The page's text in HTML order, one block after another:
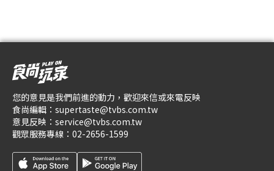
您的意見是我們前進的動力，歡迎來信或來電反映
食尚編輯： supertaste@tvbs.com.tw
意見反映： service@tvbs.com.tw
觀眾服務專線： 02-2656-1599